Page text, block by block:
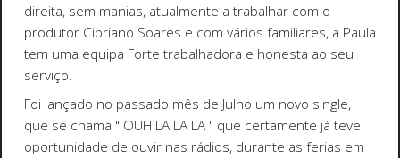
direita, sem manias, atualmente a trabalhar com o
produtor Cipriano Soares e com vários familiares, a Paula
tem uma equipa Forte trabalhadora e honesta ao seu
serviço.
Foi lançado no passado mês de Julho um novo single,
que se chama " OUH LA LA LA " que certamente já teve
oportunidade de ouvir nas rádios, durante as ferias em